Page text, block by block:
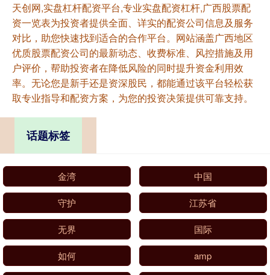
天创网,实盘杠杆配资平台,专业实盘配资杠杆,广西股票配
资一览表为投资者提供全面、详实的配资公司信息及服务
对比，助您快速找到适合的合作平台。网站涵盖广西地区
优质股票配资公司的最新动态、收费标准、风控措施及用
户评价，帮助投资者在降低风险的同时提升资金利用效
率。无论您是新手还是资深股民，都能通过该平台轻松获
取专业指导和配资方案，为您的投资决策提供可靠支持。
话题标签
金湾 中国
守护 江苏省
无界 国际
如何 amp